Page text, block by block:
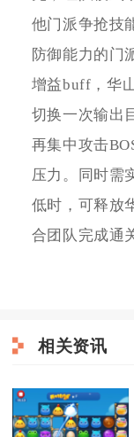
他门派争抢技
防御能力的门
增益buff，华
切换一次输出
再集中攻击
压力。同时需
低时，可释放
合团队完成通
相关资讯